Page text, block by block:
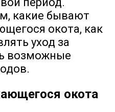
какие бывают
окота, как
уход за
возможные
окота